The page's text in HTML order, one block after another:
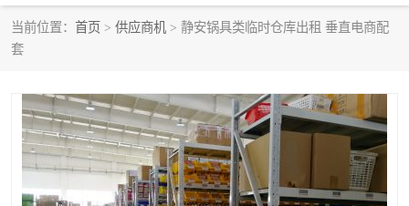
当前位置： 首页 > 供应商机 > 静安锅具类临时仓库出租 垂直电商配
套
上海仓储配送 上海仓库外包
上海仓库代运营 上海托管仓库
上海第三方仓储 上海仓储服务